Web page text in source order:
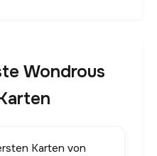
Wondrous
Karten von